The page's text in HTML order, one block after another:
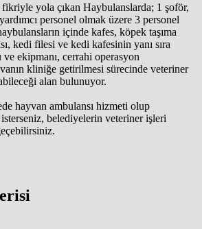
yola çıkan Haybulanslarda; 1 şoför,
personel olmak üzere 3 personel
içinde kafes, köpek taşıma
kedi filesi ve kedi kafesinin yanı sıra
ekipmanı, cerrahi operasyon
kliniğe getirilmesi sürecinde veteriner
alan bulunuyor.
hayvan ambulansı hizmeti olup
isterseniz, belediyelerin veteriner işleri